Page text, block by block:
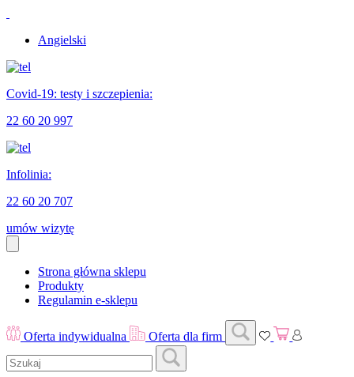
Angielski
Covid-19: testy i szczepienia:
22 60 20 997
Infolinia:
22 60 20 707
umów wizytę
Strona główna sklepu
Produkty
Regulamin e-sklepu
Oferta indywidualna Oferta dla firm